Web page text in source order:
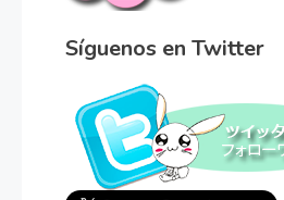
Síguenos en Twitter